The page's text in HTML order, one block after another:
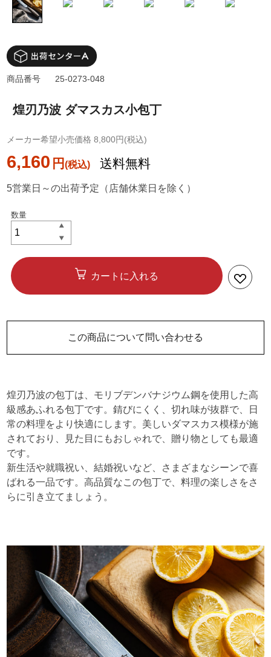
煌刃乃波 ダマスカス小包丁
メーカー希望小売価格 8,800円(税込)
6,160 円 送料無料
商品番号 25-0273-048
5営業日～の出荷予定（店舗休業日を除く）
カートに入れる
この商品について問い合わせる
煌刃乃波の包丁は、モリブデンバナジウム鋼を使用した高
級感あふれる包丁です。錆びにくく、切れ味が抜群で、日
常の料理をより快適にします。美しいダマスカス模様が施
されており、見た目にもおしゃれで、贈り物としても最適
です。
新生活や就職祝い、結婚祝いなど、さまざまなシーンで喜
ばれる一品です。高品質なこの包丁で、料理の楽しさをさ
らに引き立てましょう。